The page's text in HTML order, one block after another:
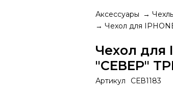
Аксессуары
Чехол для
Чехол для
"СЕВЕР"
Артикул СЕВ1183